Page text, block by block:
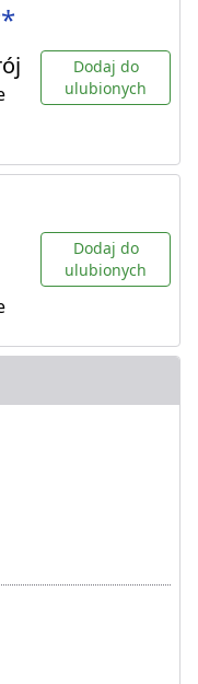
Dodaj do
ulubionych
Dodaj do
ulubionych